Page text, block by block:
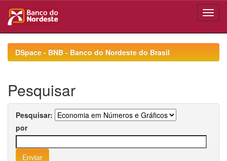
navigationDSpace - BNB - Banco do Nordeste do Brasil
Pesquisar
Pesquisar:
por